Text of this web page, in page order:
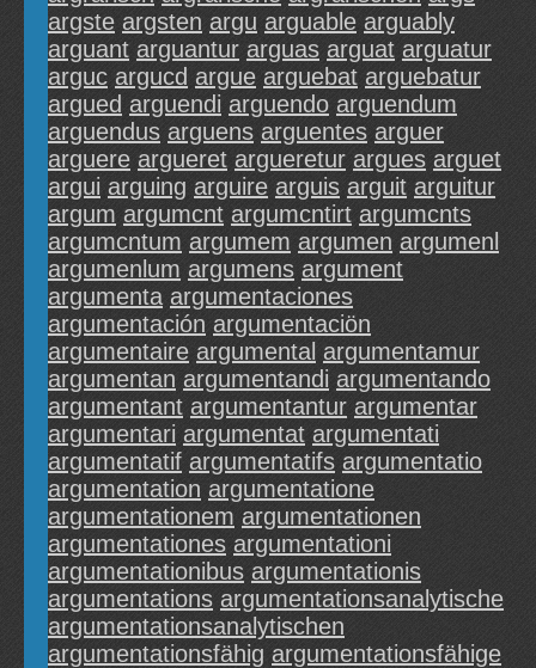
argste argsten argu arguable arguably
arguant arguantur arguas arguat arguatur
arguc argucd argue arguebat arguebatur
argued arguendi arguendo arguendum
arguendus arguens arguentes arguer
arguere argueret argueretur argues arguet
argui arguing arguire arguis arguit arguitur
argum argumcnt argumcntirt argumcnts
argumcntum argumem argumen argumenl
argumenlum argumens argument
argumenta argumentaciones
argumentación argumentaciön
argumentaire argumental argumentamur
argumentan argumentandi argumentando
argumentant argumentantur argumentar
argumentari argumentat argumentati
argumentatif argumentatifs argumentatio
argumentation argumentatione
argumentationem argumentationen
argumentationes argumentationi
argumentationibus argumentationis
argumentations argumentationsanalytische
argumentationsanalytischen
argumentationsfähig argumentationsfähige